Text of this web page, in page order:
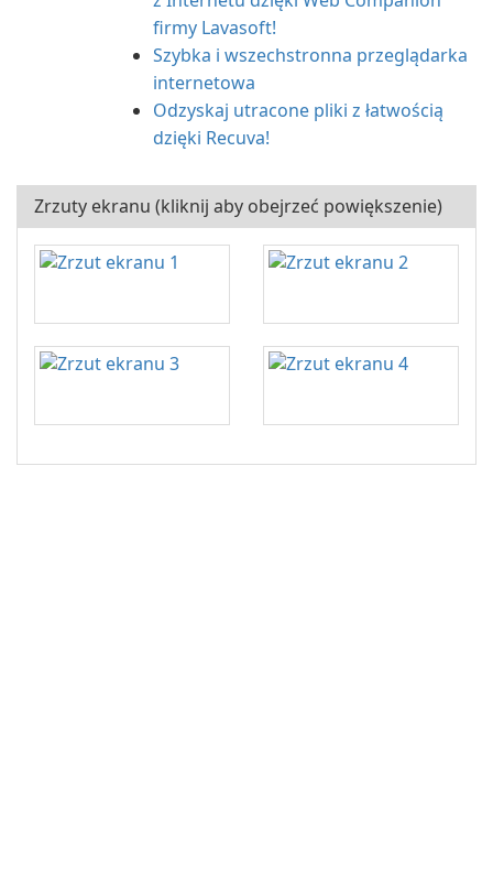
firmy Lavasoft!
Szybka i wszechstronna przeglądarka
internetowa
Odzyskaj utracone pliki z łatwością
dzięki Recuva!
Zrzuty ekranu (kliknij aby obejrzeć powiększenie)